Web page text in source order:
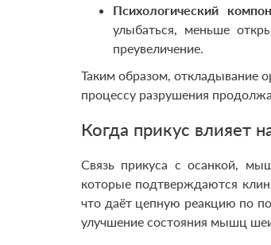
Психологический
улыбаться, меньше
преувеличение.
Таким образом, откладывание
процессу разрушения
Когда прикус влияет
Связь прикуса с осанкой,
которые подтверждаются
что даёт цепную реакцию по
улучшение состояния мышц